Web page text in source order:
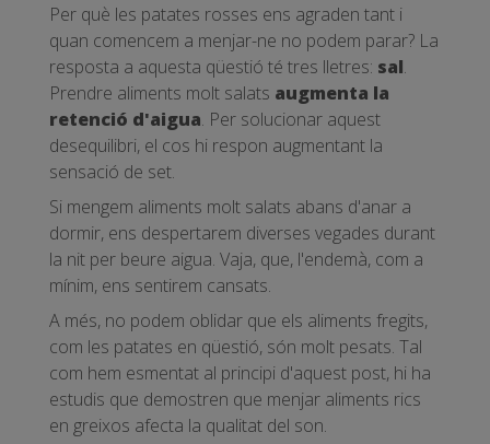
Per què les patates rosses ens agraden tant i
quan comencem a menjar-ne no podem parar? La
resposta a aquesta qüestió té tres lletres: sal.
Prendre aliments molt salats augmenta la
retenció d'aigua. Per solucionar aquest
desequilibri, el cos hi respon augmentant la
sensació de set.
Si mengem aliments molt salats abans d'anar a
dormir, ens despertarem diverses vegades durant
la nit per beure aigua. Vaja, que, l'endemà, com a
mínim, ens sentirem cansats.
A més, no podem oblidar que els aliments fregits,
com les patates en qüestió, són molt pesats. Tal
com hem esmentat al principi d'aquest post, hi ha
estudis que demostren que menjar aliments rics
en greixos afecta la qualitat del son.